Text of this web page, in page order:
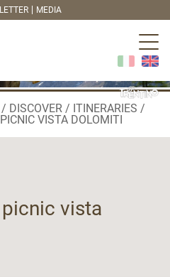
MEDIA
DISCOVER
ITINERARIES
VISTA DOLOMITI
vista